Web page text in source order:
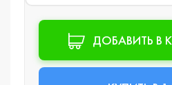
ДОБАВИТЬ В